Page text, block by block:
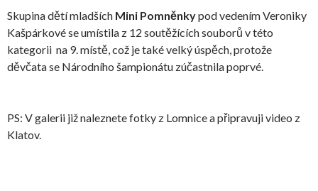
Skupina dětí mladších Mini Pomněnkypod vedením Veroniky
Kašpárkové se umístila z 12 soutěžících souborů v této
kategorii na 9. místě, což je také velký úspěch, protože
děvčata se Národního šampionátu zúčastnila poprvé.
PS: V galerii již naleznete fotky z Lomnice a připravuji video z
Klatov.